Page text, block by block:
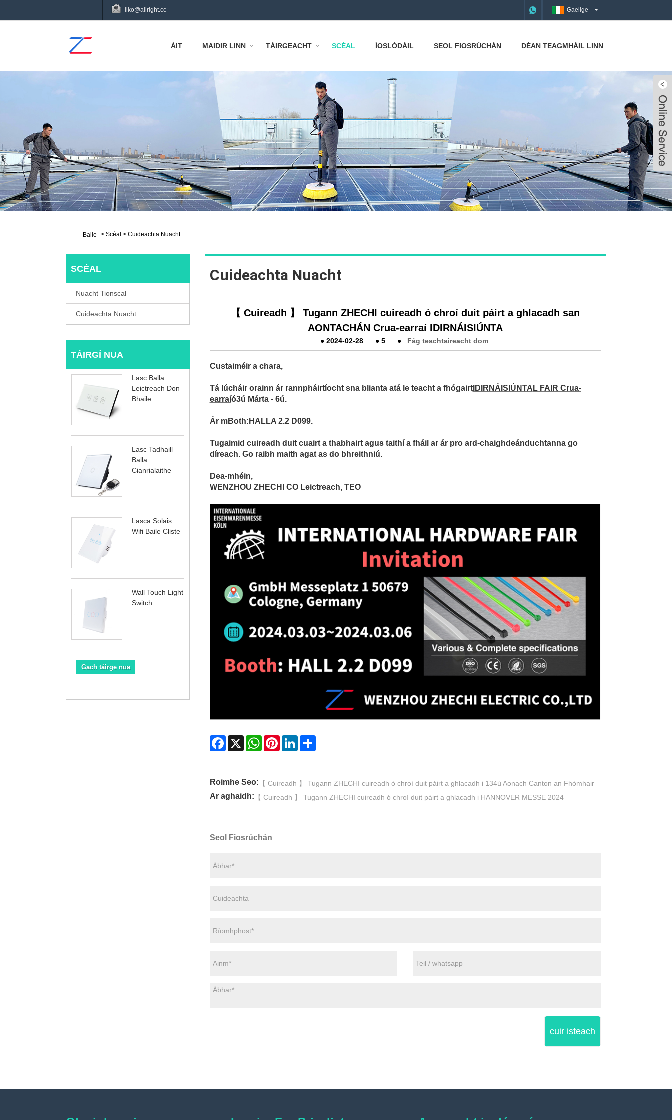
liko@allright.cc Gaeilge
ÁIT MAIDIR LINN TÁIRGEACHT SCÉAL ÍOSLÓDÁIL SEOL FIOSRÚCHÁN DÉAN TEAGMHÁIL LINN
Baile > Scéal > Cuideachta Nuacht
SCÉAL
Nuacht Tionscal
Cuideachta Nuacht
TÁIRGÍ NUA
Lasc Balla
Leictreach Don
Bhaile
Lasc Tadhaill
Balla
Cianrialaithe
Lasca Solais
Wifi Baile Cliste
Wall Touch Light
Switch
Gach táirge nua
Cuideachta Nuacht
【 Cuireadh 】 Tugann ZHECHI cuireadh ó chroí duit páirt a ghlacadh san
AONTACHÁN Crua-earraí IDIRNÁISIÚNTA
● 2024-02-28 ● 5 ● Fág teachtaireacht dom
Custaiméir a chara,
Tá lúcháir orainn ár rannpháirtíocht sna blianta atá le teacht a fhógairtIDIRNÁISIÚNTA L FAIR Crua-
earraíó3ú Márta - 6ú.
Ár mBoth: HALLA 2.2 D099.
Tugaimid cuireadh duit cuairt a thabhairt agus taithí a fháil ar ár pro ard-chaighdeánduchtanna go
díreach. Go raibh maith agat as do bhreithniú.
Dea-mhéin,
WENZHOU ZHECHI CO Leictreach, TEO
Facebook
X WhatsAppPinterestLinkedInShare
Roimhe Seo: 【 Cuireadh 】 Tugann ZHECHI cuireadh ó chroí duit páirt a ghlacadh i 134ú Aonach Canton an Fhómhair
Ar aghaidh: 【 Cuireadh 】 Tugann ZHECHI cuireadh ó chroí duit páirt a ghlacadh i HANNOVER MESSE 2024
Seol Fiosrúchán
cuir isteach